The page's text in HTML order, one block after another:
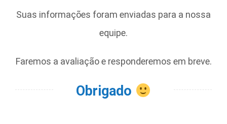
Suas informações foram enviadas para a nossa
equipe.
Faremos a avaliação e responderemos em breve.
Obrigado